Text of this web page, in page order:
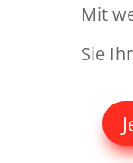
Mit
Sie